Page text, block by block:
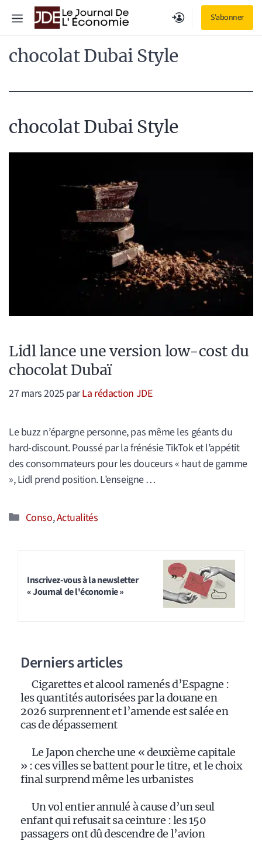
S'abonner
Menu
chocolat Dubai Style
chocolat Dubai Style
Lidl lance une version low-cost du
chocolat Dubaï
27 mars 2025 parLa rédaction JDE
Le buzz n’épargne personne, pas même les géants du
hard-discount. Poussé par la frénésie TikTok et l’appétit
des consommateurs pour les douceurs « haut de gamme
», Lidl prend position. L’enseigne …
Catégories
Conso,Actualités
Inscrivez-vous à la newsletter
« Journal de l'économie »
Derniers articles
Cigarettes et alcool ramenés d’Espagne :
les quantités autorisées par la douane en
2026 surprennent et l’amende est salée en
cas de dépassement
Le Japon cherche une « deuxième capitale
» : ces villes se battent pour le titre, et le choix
final surprend même les urbanistes
Un vol entier annulé à cause d’un seul
enfant qui refusait sa ceinture : les 150
passagers ont dû descendre de l’avion